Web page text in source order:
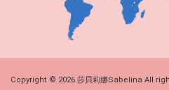
Copyright © 2026.莎貝莉娜Sabelina All